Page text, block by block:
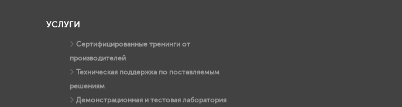
УСЛУГИ
Сертифицированные тренинги от
производителей
Техническая поддержка по поставляемым
решениям
Демонстрационная и тестовая лаборатория